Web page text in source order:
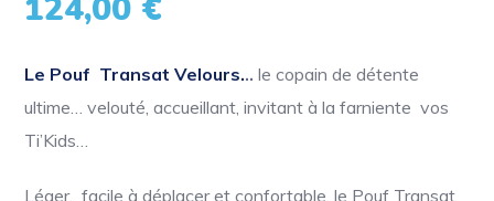
Le Pouf Transat Velours... le copain de détente
ultime… velouté, accueillant, invitant à la farniente vos
Ti’Kids…
Léger, facile à déplacer et confortable, le Pouf Transat